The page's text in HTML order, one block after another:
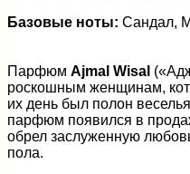
Базовые ноты: Сандал,
Парфюм Ajmal Wisal
роскошным женщинам,
их день был полон
парфюм появился в
обрел заслуженную
пола.